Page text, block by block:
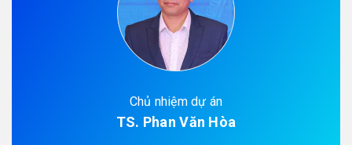
Chủ nhiệm dự án
TS. Phan Văn Hòa